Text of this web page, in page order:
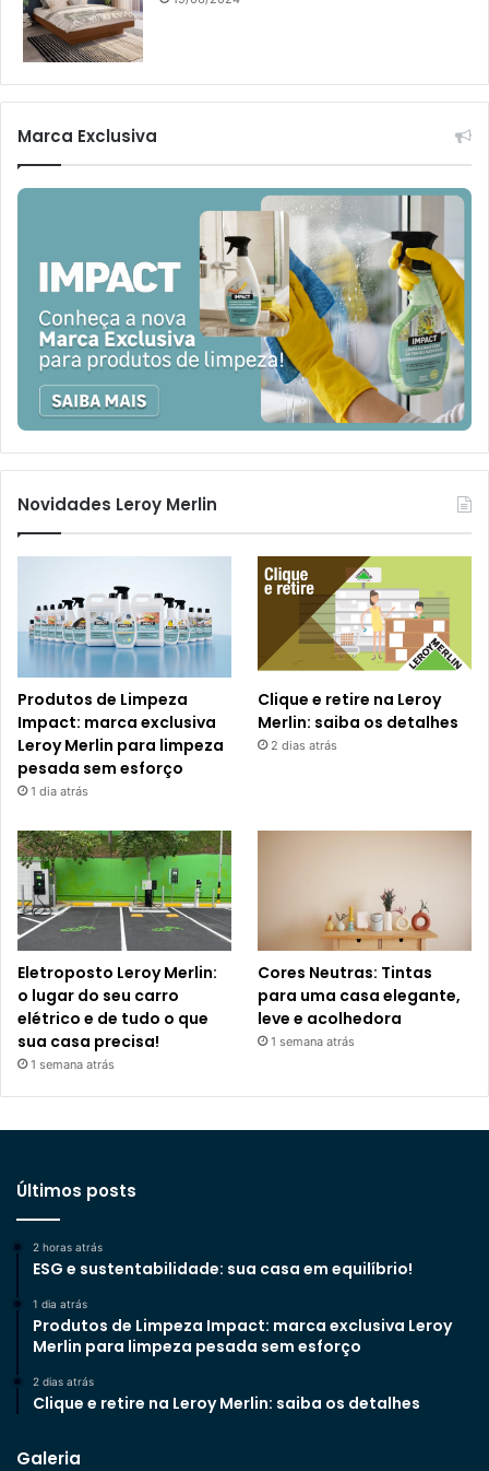
Marca Exclusiva
Novidades Leroy Merlin
Produtos de Limpeza
Impact: marca exclusiva
Leroy Merlin para limpeza
pesada sem esforço
1 dia atrás
Clique e retire na Leroy
Merlin: saiba os detalhes
2 dias atrás
Eletroposto Leroy Merlin:
o lugar do seu carro
elétrico e de tudo o que
sua casa precisa!
1 semana atrás
Cores Neutras: Tintas
para uma casa elegante,
leve e acolhedora
1 semana atrás
Últimos posts
2 horas atrás
ESG e sustentabilidade: sua casa em equilíbrio!
1 dia atrás
Produtos de Limpeza Impact: marca exclusiva Leroy
Merlin para limpeza pesada sem esforço
2 dias atrás
Clique e retire na Leroy Merlin: saiba os detalhes
Galeria